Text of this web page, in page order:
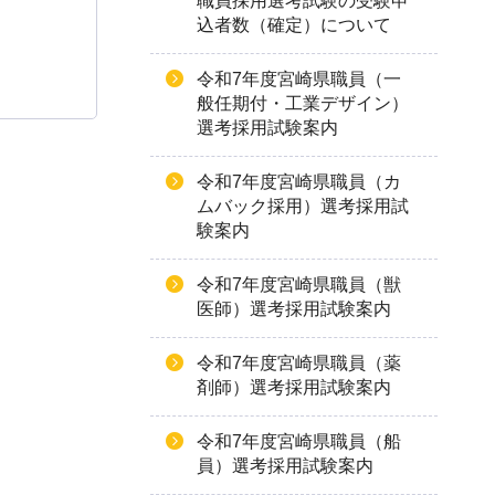
込者数（確定）について
令和7年度宮崎県職員（一
般任期付・工業デザイン）
選考採用試験案内
令和7年度宮崎県職員（カ
ムバック採用）選考採用試
験案内
令和7年度宮崎県職員（獣
医師）選考採用試験案内
令和7年度宮崎県職員（薬
剤師）選考採用試験案内
令和7年度宮崎県職員（船
員）選考採用試験案内